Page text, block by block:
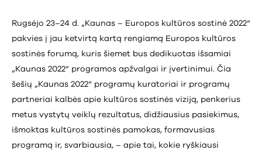
Rugsėjo 23–24 d. „Kaunas – Europos kultūros sostinė 2022“
pakvies į jau ketvirtą kartą rengiamą Europos kultūros
sostinės forumą, kuris šiemet bus dedikuotas išsamiai
„Kaunas 2022“ programos apžvalgai ir įvertinimui. Čia
šešių „Kaunas 2022“ programų kuratoriai ir programų
partneriai kalbės apie kultūros sostinės viziją, penkerius
metus vystytų veiklų rezultatus, didžiausius pasiekimus,
išmoktas kultūros sostinės pamokas, formavusias
programą ir, svarbiausia, – apie tai, kokie ryškiausi